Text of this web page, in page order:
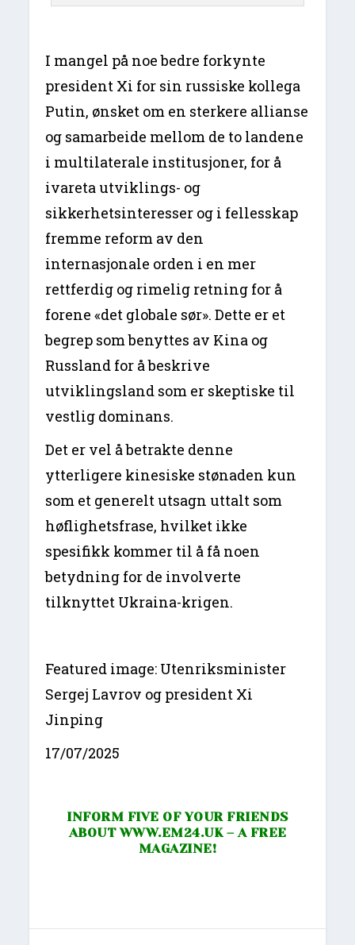
I mangel på noe bedre forkynte
president Xi for sin russiske kollega
Putin, ønsket om en sterkere allianse
og samarbeide mellom de to landene
i multilaterale institusjoner, for å
ivareta utviklings- og
sikkerhetsinteresser og i fellesskap
fremme reform av den
internasjonale orden i en mer
rettferdig og rimelig retning for å
forene «det globale sør». Dette er et
begrep som benyttes av Kina og
Russland for å beskrive
utviklingsland som er skeptiske til
vestlig dominans.
Det er vel å betrakte denne
ytterligere kinesiske stønaden kun
som et generelt utsagn uttalt som
høflighetsfrase, hvilket ikke
spesifikk kommer til å få noen
betydning for de involverte
tilknyttet Ukraina-krigen.
Featured image: Utenriksminister
Sergej Lavrov og president Xi
Jinping
17/07/2025
INFORM FIVE OF YOUR FRIENDS
ABOUTWWW.EM24.UK – A FREE
MAGAZINE!